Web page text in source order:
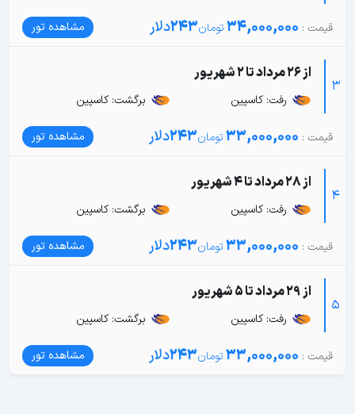
34,000,000
243دلار مشاهده تور
3
از 26 مرداد تا 2 شهریور
رفت: کاسپین برگشت: کاسپین
33,000,000
243دلار مشاهده تور
4
از 28 مرداد تا 4 شهریور
رفت: کاسپین برگشت: کاسپین
33,000,000
243دلار مشاهده تور
5
از 29 مرداد تا 5 شهریور
رفت: کاسپین برگشت: کاسپین
33,000,000
243دلار مشاهده تور